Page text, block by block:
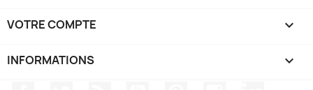
VOTRE COMPTE 
INFORMATIONS keyboard_arrow_down